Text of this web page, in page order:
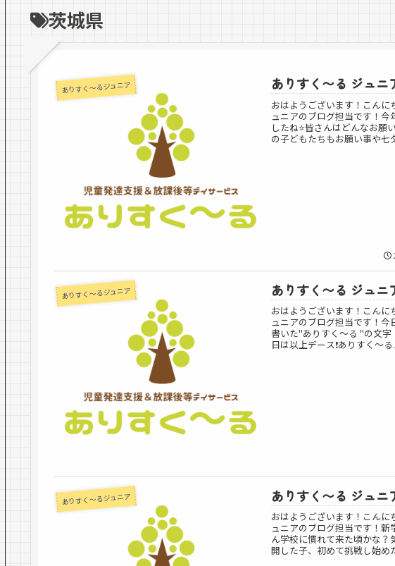
茨城県
ありすく～るジュニア ありすく〜る ジュ
おはようございます！こん
ュニアのブログ担当です！
したね⭐️皆さんはどんなお願
の子どもたちもお願い事や七
ありすく～るジュニア ありすく〜る ジュ
おはようございます！こん
ュニアのブログ担当です！
書いた"ありすく〜る "の文
日は以上デース❗️ありすく～る
ありすく～るジュニア ありすく〜る ジュ
おはようございます！こん
ュニアのブログ担当です！
ん学校に慣れて来た頃かな
開した子、初めて挑戦し始め